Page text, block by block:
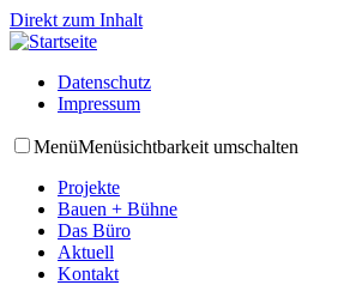
Direkt zum Inhalt
Datenschutz
Impressum
MenüMenüsichtbarkeit umschalten
Projekte
Bauen + Bühne
Das Büro
Aktuell
Kontakt